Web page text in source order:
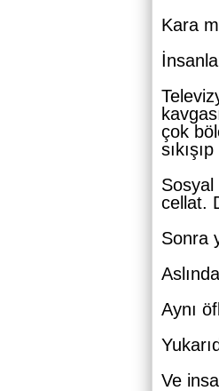
Kara
çok
cellat.
Sonra
Aynı
Ve